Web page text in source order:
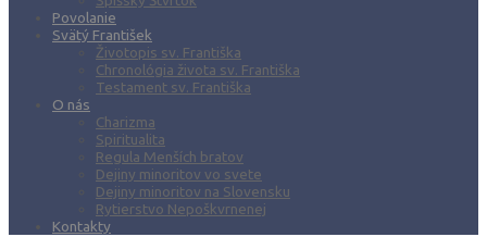
Povolanie
Svätý František
Životopis sv. Františka
Chronológia života sv. Františka
Testament sv. Františka
O nás
Charizma
Spiritualita
Regula Menších bratov
Dejiny minoritov vo svete
Dejiny minoritov na Slovensku
Rytierstvo Nepoškvrnenej
Kontakty